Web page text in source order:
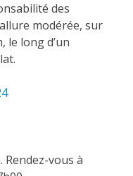
des
modérée, sur
le long d’un
Rendez-vous à